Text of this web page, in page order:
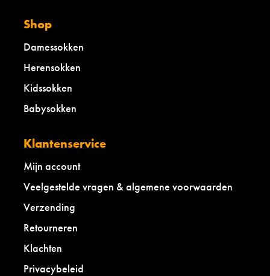
Shop
Damessokken
Herensokken
Kidssokken
Babysokken
Klantenservice
Mijn account
Veelgestelde vragen & algemene voorwaarden
Verzending
Retourneren
Klachten
Privacybeleid